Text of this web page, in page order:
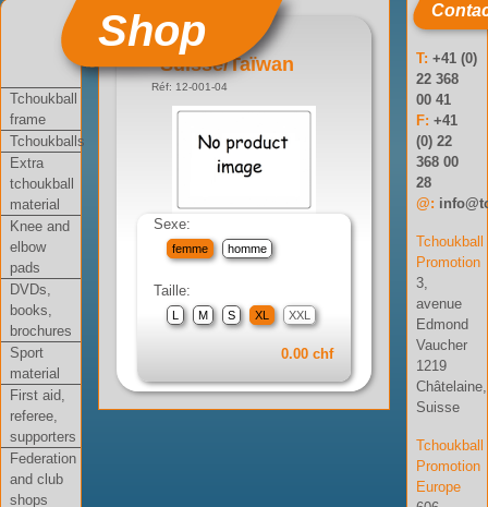
Shop
Tchoukball
frame
Tchoukballs
Extra
tchoukball
material
Knee and
elbow
pads
DVDs,
books,
brochures
Sport
material
First aid,
referee,
supporters
Federation
and club
shops
T-shirt
Suisse/Taïwan
Réf: 12-001-04
Sexe:
femme homme
Taille:
L M S XL XXL
0.00 chf
T:+41 (0)
22 368
00 41
F:+41
(0) 22
368 00
28
@:
Tchoukball
Promotion
3,
avenue
Edmond
Vaucher
1219
Châtelaine,
Suisse
Tchoukball
Promotion
Europe